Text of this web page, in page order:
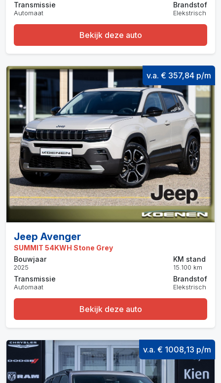
Transmissie
Automaat
Brandstof
Elekstrisch
Bekijk deze auto
v.a. € 357,84 p/m
Jeep Avenger
SUMMIT 54KWH Stone Grey
Bouwjaar
2025
Transmissie
Automaat
KM stand
15.100 km
Brandstof
Elekstrisch
Bekijk deze auto
v.a. € 1008,13 p/m